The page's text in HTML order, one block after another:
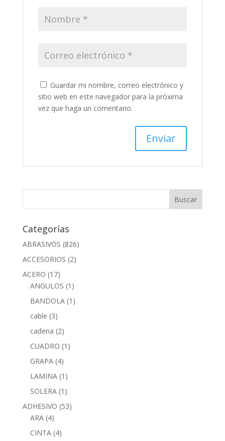
Guardar mi nombre, correo electrónico y
sitio web en este navegador para la próxima
vez que haga un comentario.
Categorías
ABRASIVOS (826)
ACCESORIOS (2)
ACERO (17)
ANGULOS (1)
BANDOLA (1)
cable (3)
cadena (2)
CUADRO (1)
GRAPA (4)
LAMINA (1)
SOLERA (1)
ADHESIVO (53)
ARA (4)
CINTA (4)